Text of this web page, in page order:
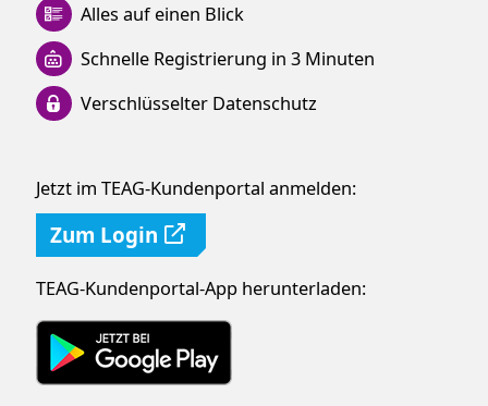
Alles auf einen Blick
Schnelle Registrierung in 3 Minuten
Verschlüsselter Datenschutz
Jetzt im TEAG-Kundenportal anmelden:
Zum Login
TEAG-Kundenportal-App herunterladen: